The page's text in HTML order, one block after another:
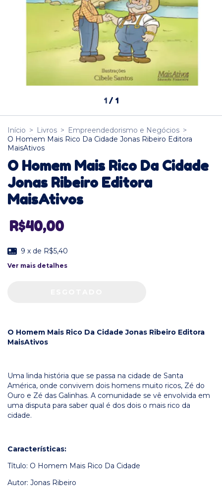
1 / 1
Início > Livros > Empreendedorismo e Negócios >
O Homem Mais Rico Da Cidade Jonas Ribeiro Editora
MaisAtivos
O Homem Mais Rico Da Cidade
Jonas Ribeiro Editora
MaisAtivos
R$40,00
9 x de R$5,40
Ver mais detalhes
O Homem Mais Rico Da Cidade Jonas Ribeiro Editora
MaisAtivos
Uma linda história que se passa na cidade de Santa
América, onde convivem dois homens muito ricos, Zé do
Ouro e Zé das Galinhas. A comunidade se vê envolvida em
uma disputa para saber qual é dos dois o mais rico da
cidade.
Características:
Título: O Homem Mais Rico Da Cidade
Autor: Jonas Ribeiro